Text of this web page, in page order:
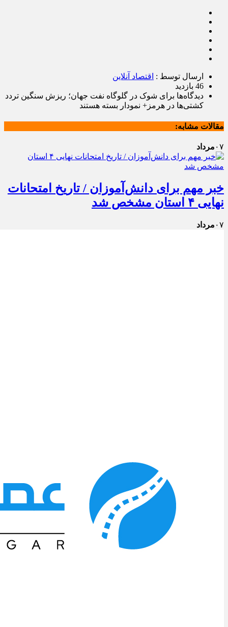
ارسال توسط : اقتصاد آنلاین
46 بازدید
دیدگاه‌ها برای شوک در گلوگاه نفت جهان؛ ریزش سنگین تردد
کشتی‌ها در هرمز+ نمودار بسته هستند
مقالات مشابه:
۰۷ مرداد
خبر مهم برای دانش‌آموزان / تاریخ امتحانات
نهایی ۴ استان مشخص شد
۰۷ مرداد